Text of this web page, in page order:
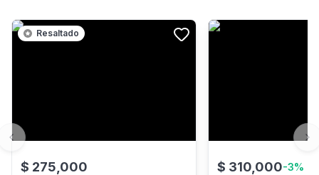
Resaltado
$ 275,000 $ 310,000-3%
Previous slide